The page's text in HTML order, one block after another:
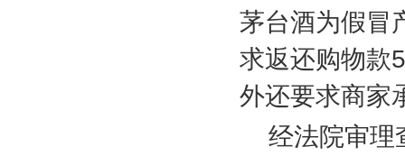
茅台酒为假冒
求返还购物款
外还要求商家
经法院审理